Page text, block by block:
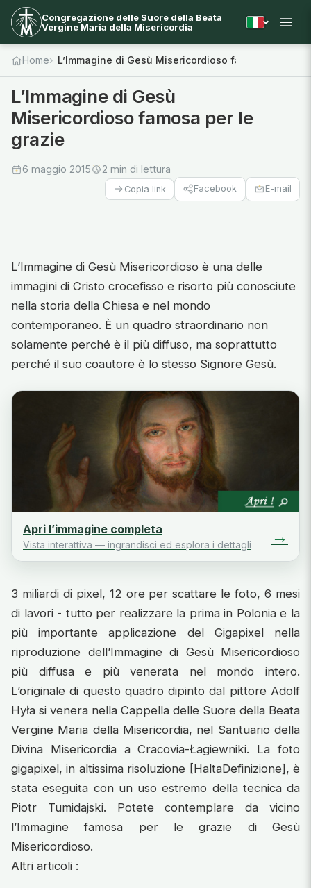
Congregazione delle Suore della Beata
Vergine Maria della Misericordia
Home L’Immagine di Gesù Misericordioso famosa per le
L’Immagine di Gesù
Misericordioso famosa per le
grazie
6 maggio 2015 2 min di lettura
Copia link Facebook E-mail
L’Immagine di Gesù Misericordioso è una delle
immagini di Cristo crocefisso e risorto più conosciute
nella storia della Chiesa e nel mondo
contemporaneo. È un quadro straordinario non
solamente perché è il più diffuso, ma soprattutto
perché il suo coautore è lo stesso Signore Gesù.
Apri l’immagine completa
Vista interattiva — ingrandisci ed esplora i dettagli →
3 miliardi di pixel, 12 ore per scattare le foto, 6 mesi
di lavori - tutto per realizzare la prima in Polonia e la
più importante applicazione del Gigapixel nella
riproduzione dell’Immagine di Gesù Misericordioso
più diffusa e più venerata nel mondo intero.
L’originale di questo quadro dipinto dal pittore Adolf
Hyła si venera nella Cappella delle Suore della Beata
Vergine Maria della Misericordia, nel Santuario della
Divina Misericordia a Cracovia-Łagiewniki. La foto
gigapixel, in altissima risoluzione [HaltaDefinizione], è
stata eseguita con un uso estremo della tecnica da
Piotr Tumidajski. Potete contemplare da vicino
l’Immagine famosa per le grazie di Gesù
Misericordioso.
Altri articoli :